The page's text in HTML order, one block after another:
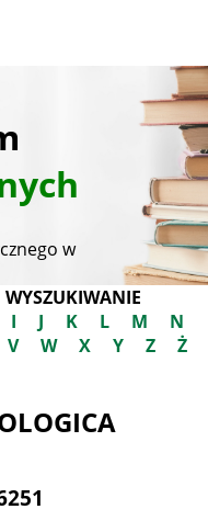
w
WYSZUKIWANIE
I J K L M
N
V W X Y Z Ż